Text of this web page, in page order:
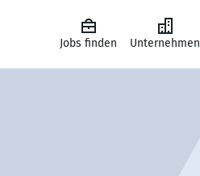
Jobs finden Unternehmen